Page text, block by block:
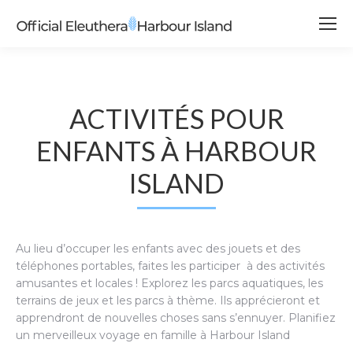
ACTIVITÉS POUR
ENFANTS À HARBOUR
ISLAND
Au lieu d’occuper les enfants avec des jouets et des
téléphones portables, faites les participer à des activités
amusantes et locales ! Explorez les parcs aquatiques, les
terrains de jeux et les parcs à thème. Ils apprécieront et
apprendront de nouvelles choses sans s’ennuyer. Planifiez
un merveilleux voyage en famille à Harbour Island